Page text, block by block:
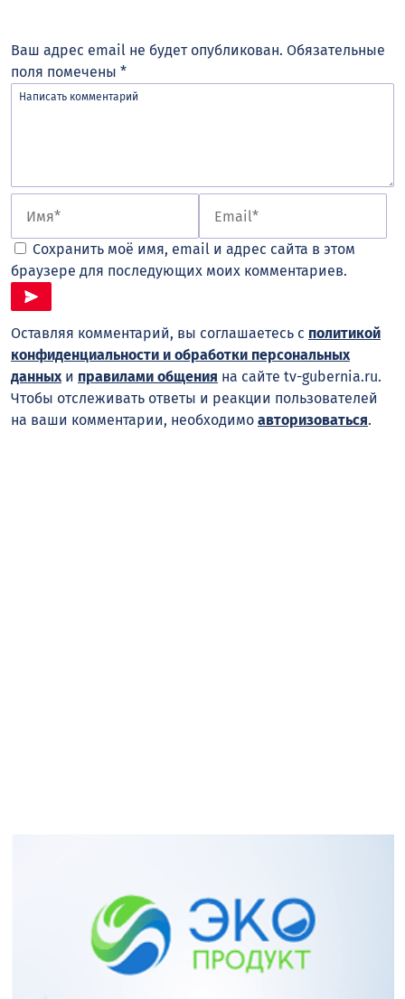
Ваш адрес email не будет опубликован. Обязательные
поля помечены *
Сохранить моё имя, email и адрес сайта в этом
браузере для последующих моих комментариев.
Оставляя комментарий, вы соглашаетесь с политикой
конфиденциальности и обработки персональных
данныхи правилами общения на сайте tv-gubernia.ru.
Чтобы отслеживать ответы и реакции пользователей
на ваши комментарии, необходимо авторизоваться.